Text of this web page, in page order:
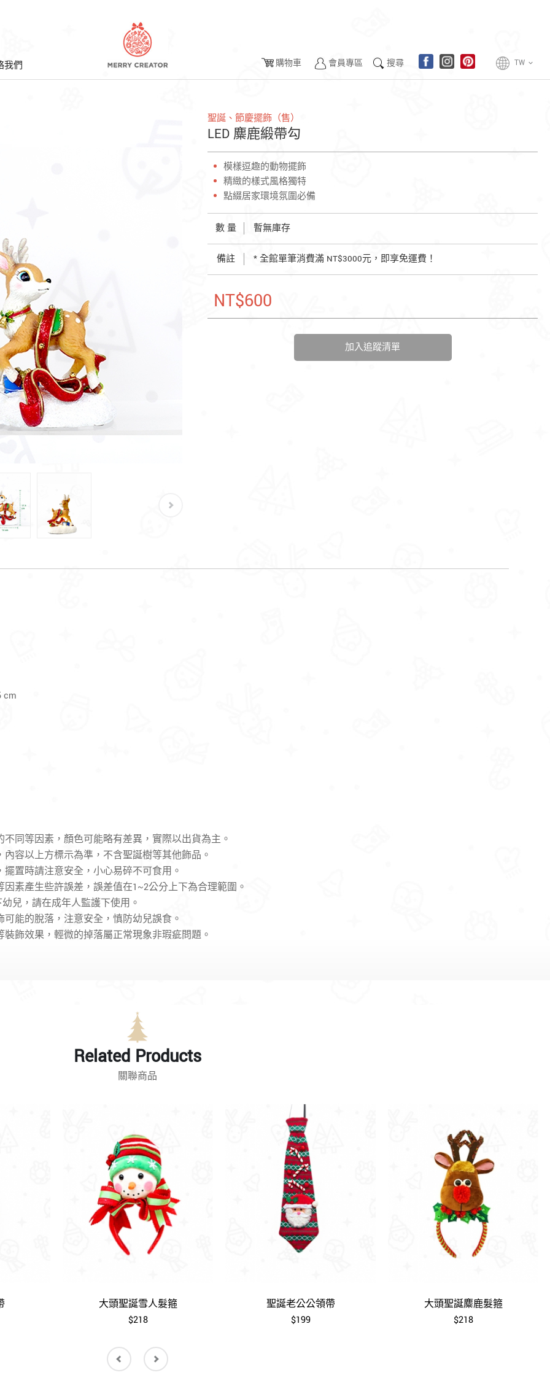
我們 購物車 會員專區 搜尋 TW keyboard_arrow_down
聖誕、節慶擺飾（售）
LED 麋鹿緞帶勾
模樣逗趣的動物擺飾
精緻的樣式風格獨特
點綴居家環境氛圍必備
數 量 暫無庫存
備註 * 全館單筆消費滿 NT$3000元，即享免運費！
NT$600
加入追蹤清單
cm
同等因素，顏色可能略有差異，實際以出貨為主。
容以上方標示為準，不含聖誕樹等其他飾品。
置時請注意安全，小心易碎不可食用。
素產生些許誤差，誤差值在1~2公分上下為合理範圍。
兒，請在成年人監護下使用。
能的脫落， 注意安全 ， 慎防幼兒誤食。
飾效果，輕微的掉落屬正常現象非瑕疵問題。
關聯商品
Related Products
大頭聖誕雪人髮箍
$218
聖誕老公公領帶
$199
大頭聖誕麋鹿髮箍
$218